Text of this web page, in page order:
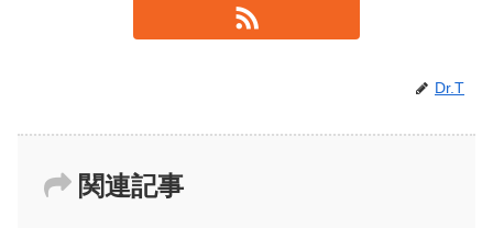
Dr.T
関連記事